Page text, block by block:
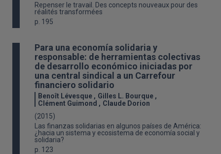
Repenser le travail. Des concepts nouveaux pour des
réalités transformées
p. 195
Para una economía solidaria y
responsable: de herramientas colectivas
de desarrollo económico iniciadas por
una central sindical a un Carrefour
financiero solidario
Benoît Lévesque
Gilles L. Bourque
Clément Guimond
Claude Dorion
(2015)
Las finanzas solidarias en algunos países de América:
¿hacia un sistema y ecosistema de economía social y
solidaria?
p. 123